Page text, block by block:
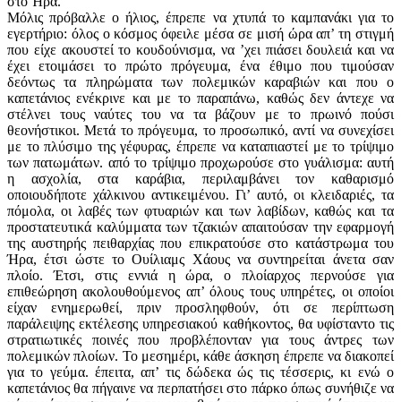
Μόλις πρόβαλλε ο ήλιος, έπρεπε να χτυπά το καμπανάκι για το
εγερτήριο: όλος ο κόσμος όφειλε μέσα σε μισή ώρα απ’ τη στιγμή
που είχε ακουστεί το κουδούνισμα, να ’χει πιάσει δουλειά και να
έχει ετοιμάσει το πρώτο πρόγευμα, ένα έθιμο που τιμούσαν
δεόντως τα πληρώματα των πολεμικών καραβιών και που ο
καπετάνιος ενέκρινε και με το παραπάνω, καθώς δεν άντεχε να
στέλνει τους ναύτες του να τα βάζουν με το πρωινό πούσι
θεονήστικοι. Μετά το πρόγευμα, το προσωπικό, αντί να συνεχίσει
με το πλύσιμο της γέφυρας, έπρεπε να καταπιαστεί με το τρίψιμο
των πατωμάτων. από το τρίψιμο προχωρούσε στο γυάλισμα: αυτή
η ασχολία, στα καράβια, περιλαμβάνει τον καθαρισμό
οποιουδήποτε χάλκινου αντικειμένου. Γι’ αυτό, οι κλειδαριές, τα
πόμολα, οι λαβές των φτυαριών και των λαβίδων, καθώς και τα
προστατευτικά καλύμματα των τζακιών απαιτούσαν την εφαρμογή
της αυστηρής πειθαρχίας που επικρατούσε στο κατάστρωμα του
Ήρα, έτσι ώστε το Ουίλιαμς Χάους να συντηρείται άνετα σαν
πλοίο. Έτσι, στις εννιά η ώρα, ο πλοίαρχος περνούσε για
επιθεώρηση ακολουθούμενος απ’ όλους τους υπηρέτες, οι οποίοι
είχαν ενημερωθεί, πριν προσληφθούν, ότι σε περίπτωση
παράλειψης εκτέλεσης υπηρεσιακού καθήκοντος, θα υφίσταντο τις
στρατιωτικές ποινές που προβλέπονταν για τους άντρες των
πολεμικών πλοίων. Το μεσημέρι, κάθε άσκηση έπρεπε να διακοπεί
για το γεύμα. έπειτα, απ’ τις δώδεκα ώς τις τέσσερις, κι ενώ ο
καπετάνιος θα πήγαινε να περπατήσει στο πάρκο όπως συνήθιζε να